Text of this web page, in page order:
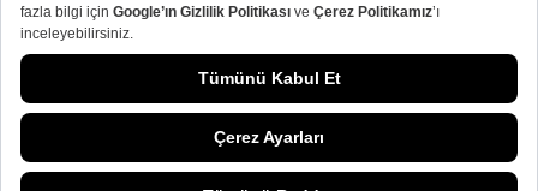
KADIN POPÜLER KATEGORİLER
© Lufian.com 2026 Tüm Hakları Saklıdır